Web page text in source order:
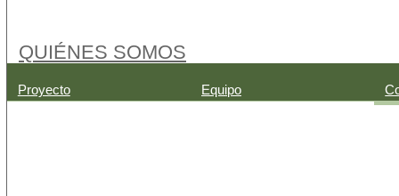
QUIÉNES SOMOS
Proyecto Equipo